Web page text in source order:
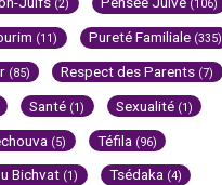
(2) (106)
(11) Pureté Familiale (335)
(85) Respect des Parents (7)
Santé (1) Sexualité (1)
(5) Téfila (96)
Bichvat (1) Tsédaka (4)